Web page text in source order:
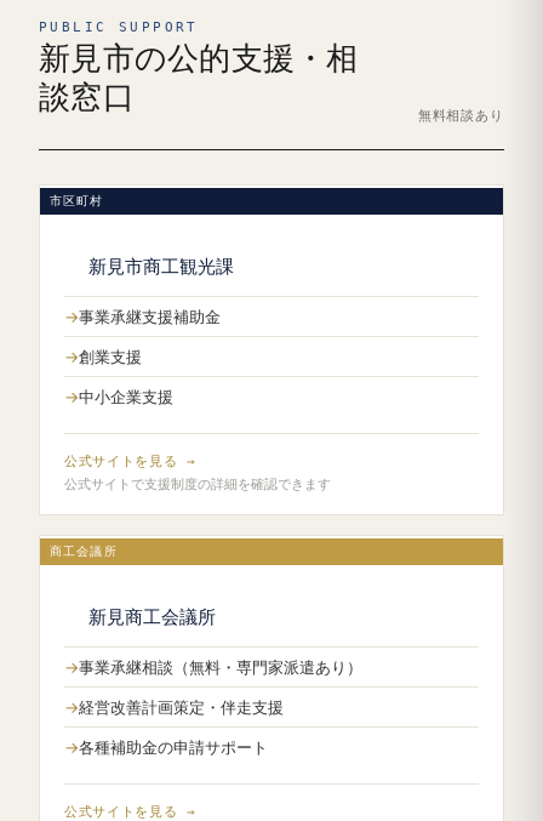
PUBLIC SUPPORT
新見市の公的支援・相
談窓口
無料相談あり
市区町村
新見市商工観光課
事業承継支援補助金
創業支援
中小企業支援
公式サイトを見る →
公式サイトで支援制度の詳細を確認できます
商工会議所
新見商工会議所
事業承継相談（無料・専門家派遣あり）
経営改善計画策定・伴走支援
各種補助金の申請サポート
公式サイトを見る →